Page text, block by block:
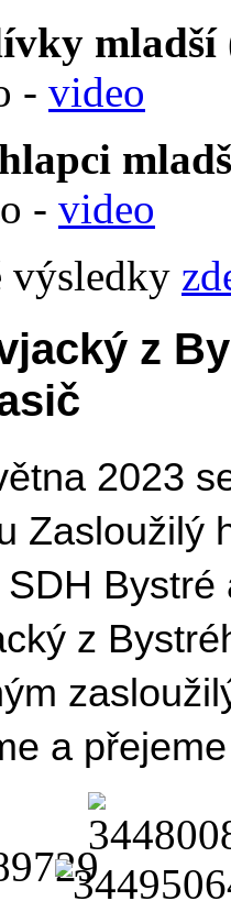
mladší
- video
- video
výsledky
z
2023
Zasloužilý
z
a